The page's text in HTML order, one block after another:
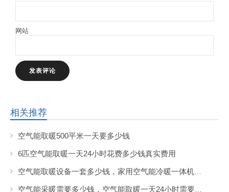
网站
相关推荐
空气能取暖500平米一天要多少钱
6匹空气能取暖一天24小时花费多少钱真实费用